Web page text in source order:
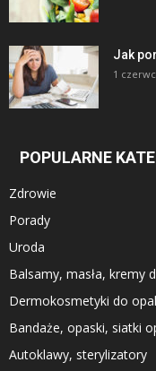
Jak
1
POPULARNE
Zdrowie
Porady
Uroda
Balsamy, masła, kremy
Dermokosmetyki do
Bandaże, opaski, siatki
Autoklawy, sterylizatory